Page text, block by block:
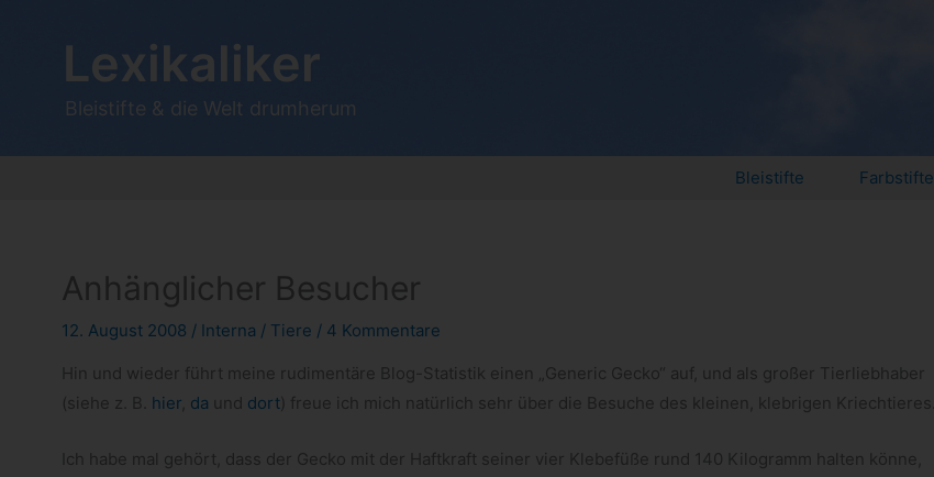
Lexikaliker
Bleistifte & die Welt drumherum
Bleistifte Farbstifte
Anhänglicher Besucher
12. August 2008 / Interna / Tiere / 4 Kommentare
Hin und wie­der führt meine rudi­men­täre Blog-​Statistik einen „Gene­ric Gecko“ auf, und als gro­ßer Tier­lieb­ha­ber
(siehe z. B. hier, da und dort) freue ich mich natür­lich sehr über die Besu­che des klei­nen, kleb­ri­gen Kriechtieres.
Ich habe mal gehört, dass der Gecko mit der Haft­kraft sei­ner vier Kle­be­füße rund 140 Kilo­gramm hal­ten könne,